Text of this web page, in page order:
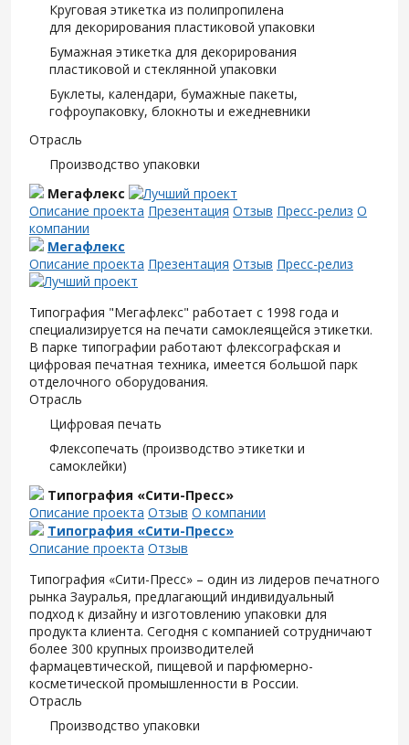
Круговая этикетка из полипропилена
для декорирования пластиковой упаковки
Бумажная этикетка для декорирования
пластиковой и стеклянной упаковки
Буклеты, календари, бумажные пакеты,
гофроупаковку, блокноты и ежедневники
Отрасль
Производство упаковки
Мегафлекс
Описание проекта Презентация Отзыв Пресс-релиз О
компании
Мегафлекс
Описание проекта Презентация Отзыв Пресс-релиз
Типография "Мегафлекс" работает с 1998 года и
специализируется на печати самоклеящейся этикетки.
В парке типографии работают флексографская и
цифровая печатная техника, имеется большой парк
отделочного оборудования.
Отрасль
Цифровая печать
Флексопечать (производство этикетки и
самоклейки)
Типография «Сити-Пресс»
Описание проекта Отзыв О компании
Типография «Сити-Пресс»
Описание проекта Отзыв
Типография «Сити-Пресс» – один из лидеров печатного
рынка Зауралья, предлагающий индивидуальный
подход к дизайну и изготовлению упаковки для
продукта клиента. Сегодня с компанией сотрудничают
более 300 крупных производителей
фармацевтической, пищевой и парфюмерно-
косметической промышленности в России.
Отрасль
Производство упаковки